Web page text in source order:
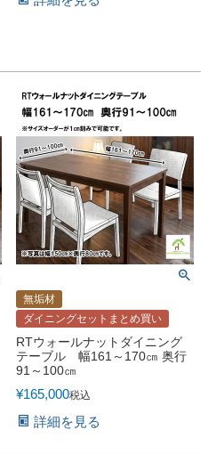
無垢材
ダイニングセットまとめ買い
RTウォールナットダイニング
テーブル 幅161～170㎝ 奥行
91～100㎝
¥165,000税込
詳細を見る